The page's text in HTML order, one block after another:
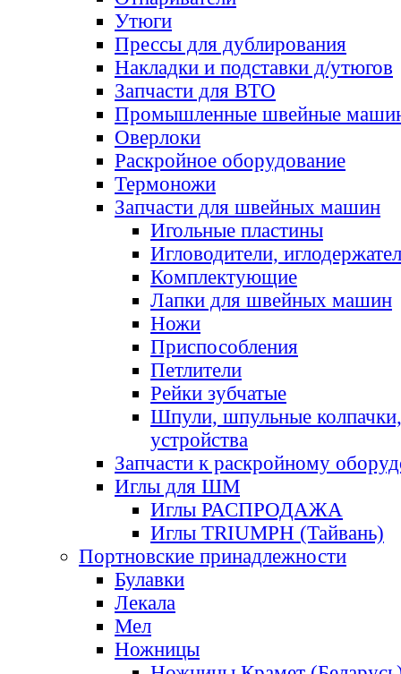
Утюги
Прессы для дублирования
Накладки и подставки д/утюгов
Запчасти для ВТО
Промышленные швейные
Оверлоки
Раскройное оборудование
Термоножи
Запчасти для швейных машин
Игольные пластины
Игловодители,
Комплектующие
Лапки для швейных машин
Ножи
Приспособления
Петлители
Рейки зубчатые
Шпули, шпульные
устройства
Запчасти к раскройному
Иглы для ШМ
Иглы РАСПРОДАЖА
Иглы TRIUMPH (Тайвань)
Портновские принадлежности
Булавки
Лекала
Мел
Ножницы